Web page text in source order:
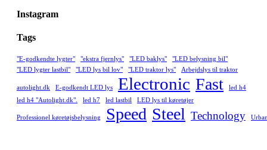
Instagram
Tags
"E-godkendte lygter" "ekstra fjernlys" "LED baklys"
"LED belysning bil"
"LED lygter lastbil"
"LED lys bil lov" "LED traktor lys" Arbejdslys til traktor
autolight.dk E-godkendt LED lys Electronic Fast
led h4
led h4 "Autolight.dk".
led h7 led lastbil LED lys til køretøjer
Professionel køretøjsbelysning Speed Steel Technology